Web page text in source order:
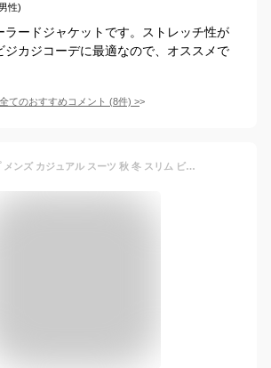
性)
ラードジャケットです。ストレッチ性が
ジカジコーデに最適なので、オススメで
全てのおすすめコメント (8件) >
セットアップ メンズ カジュアル スーツ 秋 冬 スリム ビジネスカジュアル イージーパンツ ストレッチ ストライプスーツ キレイめ 衣装 ちょい悪 ちょいワル スウェット 上下 イケオジ ビジカジ カッコいい おしゃれ いかつい 服 メンズファッション 30代 40代 50代 コーデ